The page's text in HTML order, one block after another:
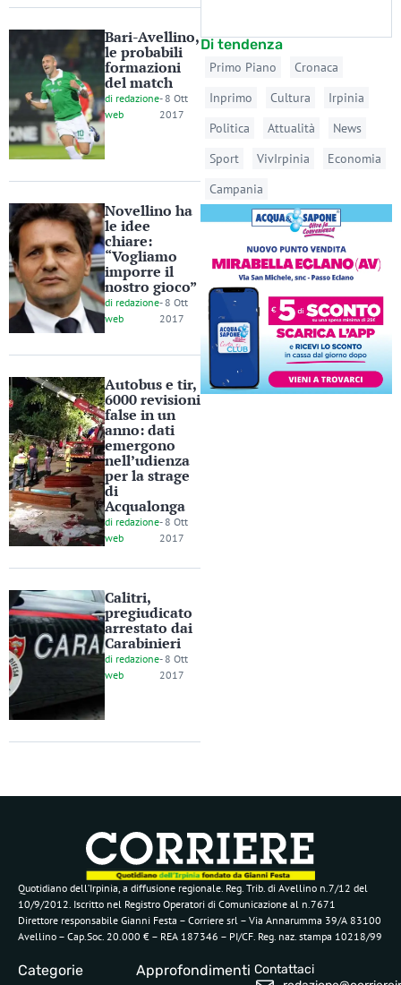
Bari-Avellino,
le probabili
formazioni
del match
di redazione
web
- 8 Ott
2017
Novellino ha
le idee
chiare:
“Vogliamo
imporre il
nostro gioco”
di redazione
web
- 8 Ott
2017
Autobus e tir,
6000 revisioni
false in un
anno: dati
emergono
nell’udienza
per la strage
di
Acqualonga
di redazione
web
- 8 Ott
2017
Calitri,
pregiudicato
arrestato dai
Carabinieri
di redazione
web
- 8 Ott
2017
Di tendenza
Primo Piano
Cronaca
Inprimo
Cultura
Irpinia
Politica
Attualità
News
Sport
VivIrpinia
Economia
Campania
Quotidiano dell’Irpinia, a diffusione regionale. Reg. Trib. di Avellino n.7/12 del
10/9/2012. Iscritto nel Registro Operatori di Comunicazione al n.7671
Direttore responsabile Gianni Festa – Corriere srl – Via Annarumma 39/A 83100
Avellino – Cap.Soc. 20.000 € – REA 187346 – PI/CF. Reg. naz. stampa 10218/99
Categorie Approfondimenti Contattaci